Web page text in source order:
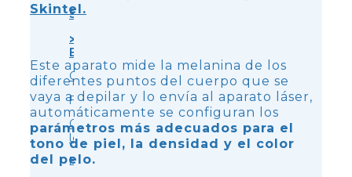
Síntoma
>
Estrías
Celulitis
Flacidez
Grasa
localizada
Brazos
Skintel.
Este aparato mide la melanina de los
diferentes puntos del cuerpo que se
vaya a depilar y lo envía al aparato láser,
automáticamente se configuran los
parámetros más adecuados para el
tono de piel, la densidad y el color
del pelo.